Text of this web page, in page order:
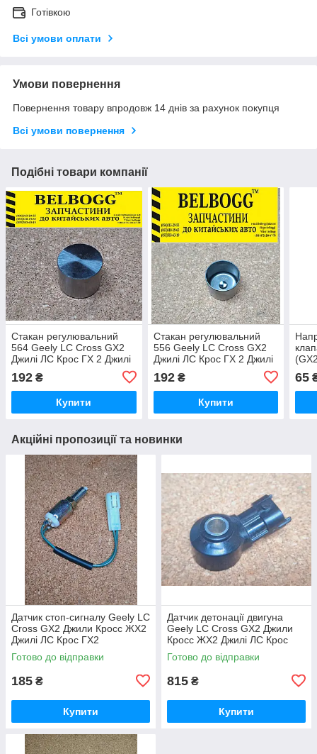
Готівкою
Всі умови оплати
Умови повернення
Повернення товару впродовж 14 днів за рахунок покупця
Всі умови повернення
Подібні товари компанії
Стакан регулювальний
564 Geely LC Cross GX2
Джилі ЛС Крос ГХ 2 Джилі
192 ₴
Купити
Стакан регулювальний
556 Geely LC Cross GX2
Джилі ЛС Крос ГХ 2 Джилі
192₴
Купити
65
Акційні пропозиції та новинки
Датчик стоп-сигналу Geely LC
Cross GX2 Джили Кросс ЖХ2
Джилі ЛС Крос ГХ2
Готово до відправки
185 ₴
Купити
Датчик детонації двигуна
Geely LC Cross GX2 Джили
Кросс ЖХ2 Джилі ЛС Крос
ГХ2
Готово до відправки
815 ₴
Купити